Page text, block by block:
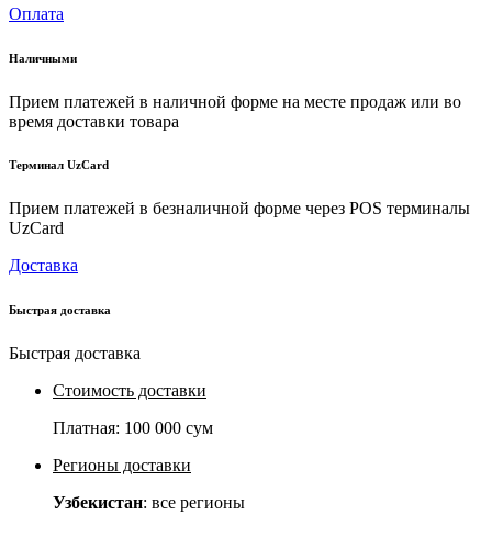
Оплата
Наличными
Прием платежей в наличной форме на месте продаж или во
время доставки товара
Терминал UzCard
Прием платежей в безналичной форме через POS терминалы
UzCard
Доставка
Быстрая доставка
Быстрая доставка
Стоимость доставки
Платная: 100 000 сум
Регионы доставки
Узбекистан: все регионы